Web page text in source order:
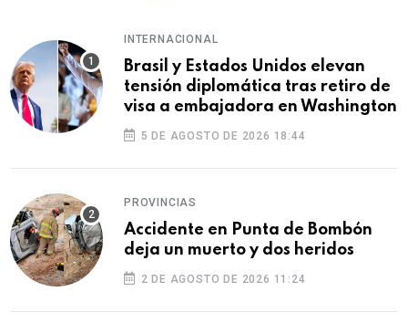
INTERNACIONAL
Brasil y Estados Unidos elevan
tensión diplomática tras retiro de
visa a embajadora en Washington
5 DE AGOSTO DE 2026 18:44
PROVINCIAS
Accidente en Punta de Bombón
deja un muerto y dos heridos
2 DE AGOSTO DE 2026 11:24